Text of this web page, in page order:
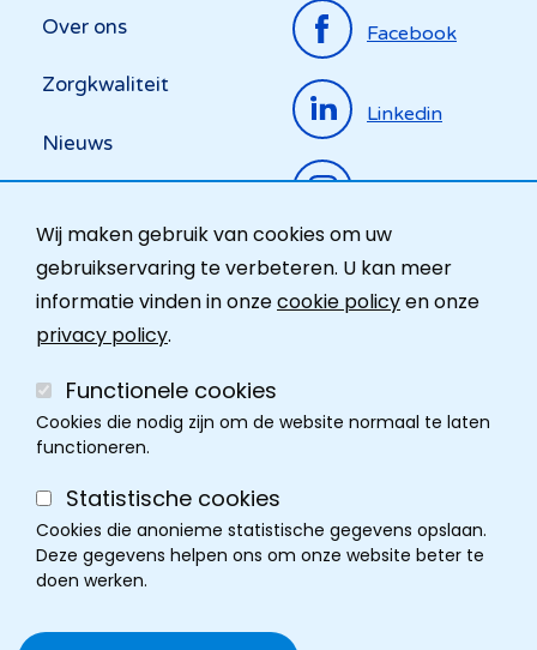
Wij maken gebruik van cookies om uw
gebruikservaring te verbeteren. U kan meer
informatie vinden in onzecookie policyen onze
privacy policy.
Functionele cookies
Cookies die nodig zijn om de website normaal te laten
functioneren.
Statistische cookies
Cookies die anonieme statistische gegevens opslaan.
Deze gegevens helpen ons om onze website beter te
doen werken.
Top
menu
Over ons
Zorgkwaliteit
Nieuws
Ombudsdienst
Contact
Facebook
Linkedin
Instagram